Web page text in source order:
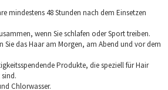
mindestens 48 Stunden nach dem Einsetzen
wenn Sie schlafen oder Sport treiben.
Sie das Haar am Morgen, am Abend und vor dem
Produkte, die speziell für Hair
Chlorwasser.